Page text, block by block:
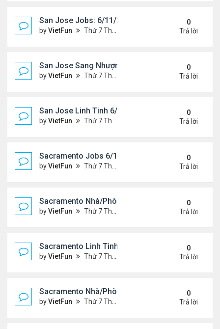
San Jose Jobs: 6/11/21- 6/18/2021
byVietFun Thứ 7 Tháng 6 12, 2021 10:28 am
0
Trả lời
San Jose Sang Nhượng 6/11/21-6/18/21
byVietFun Thứ 7 Tháng 6 12, 2021 10:25 am
0
Trả lời
San Jose Linh Tinh 6/11/21 - 6/18/21
byVietFun Thứ 7 Tháng 6 12, 2021 10:24 am
0
Trả lời
Sacramento Jobs 6/11/21- 6/18/21
byVietFun Thứ 7 Tháng 6 12, 2021 10:19 am
0
Trả lời
Sacramento Nhà/Phòng 6/11/21- 6/18/21
byVietFun Thứ 7 Tháng 6 12, 2021 10:17 am
0
Trả lời
Sacramento Linh Tinh 6/11/21- 6/18/21
byVietFun Thứ 7 Tháng 6 12, 2021 10:15 am
0
Trả lời
Sacramento Nhà/Phòng 6/4/21- 6/11/21
byVietFun Thứ 7 Tháng 6 05, 2021 10:13 am
0
Trả lời